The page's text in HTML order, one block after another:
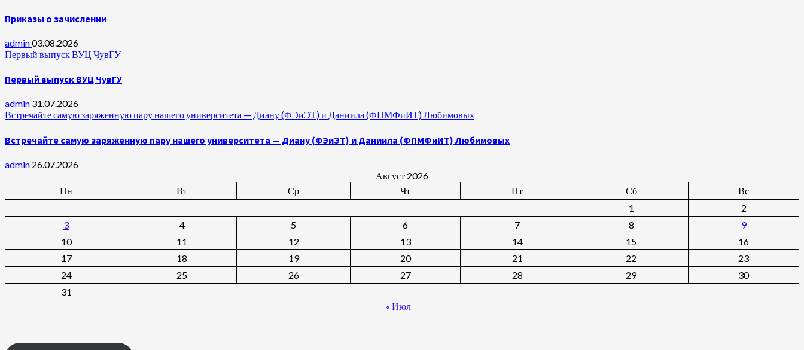
Приказы о зачислении
admin03.08.2026
Первый выпуск ВУЦ ЧувГУ
Первый выпуск ВУЦ ЧувГУ
admin 31.07.2026
Встречайте самую заряженную пару нашего университета — Диану (ФЭиЭТ) и Даниила (ФПМФиИТ) Любимовых
Встречайте самую заряженную пару нашего университета — Диану (ФЭиЭТ) и Даниила (ФПМФиИТ) Любимовых
admin 26.07.2026
Август 2026
Пн
Вт Ср Чт Пт Сб
Вс
1
2
3
4 5 6 7 8
9
10
11 12 13 14 15
16
17
18 19 20 21 22
23
24
25 26 27 28 29
30
31
« Июл